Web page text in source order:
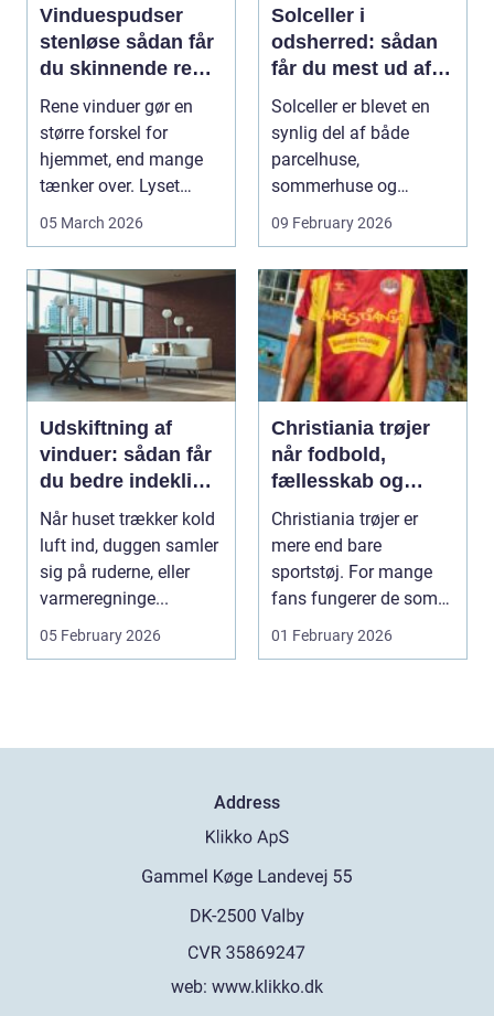
Vinduespudser
stenløse sådan får
du skinnende rene
ruder året rundt
Rene vinduer gør en
større forskel for
hjemmet, end mange
tænker over. Lyset
falder anderledes ind,
05 March 2026
Solceller i
odsherred: sådan
får du mest ud af
solen
Solceller er blevet en
synlig del af både
parcelhuse,
sommerhuse og
mindre erhverv i
Odsherred. Mang...
09 February 2026
Udskiftning af
vinduer: sådan får
du bedre indeklima
og lavere
varmeregning
Når huset trækker kold
luft ind, duggen samler
sig på ruderne, eller
varmeregninge...
05 February 2026
Christiania trøjer
når fodbold,
fællesskab og
frihed mødes
Christiania trøjer er
mere end bare
sportstøj. For mange
fans fungerer de som
et synligt bevis på kæ...
01 February 2026
Address
web: www.klikko.dk